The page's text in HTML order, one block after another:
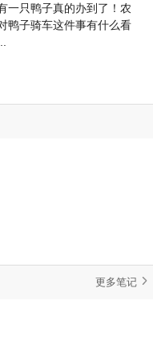
一只鸭子真的办到了！农
子骑车这件事有什么看
更多笔记